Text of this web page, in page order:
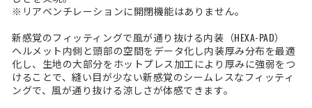
※リアベンチレーションに開閉機能はありません。
新感覚のフィッティングで風が通り抜ける内装（HEXA-PAD）
ヘルメット内側と頭部の空間をデータ化し内装厚み分布を最適
化し、生地の大部分をホットプレス加工により厚みに強弱をつ
けることで、縫い目が少ない新感覚のシームレスなフィッティ
ングで、風が通り抜ける涼しさが体感できます。